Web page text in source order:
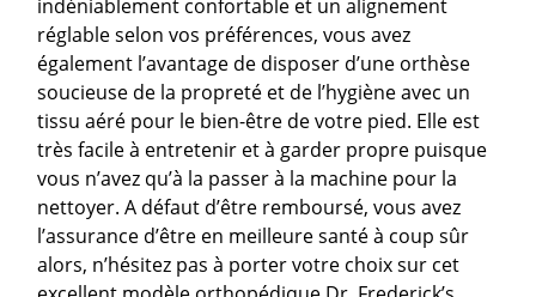
indéniablement confortable et un alignement
réglable selon vos préférences, vous avez
également l’avantage de disposer d’une orthèse
soucieuse de la propreté et de l’hygiène avec un
tissu aéré pour le bien-être de votre pied. Elle est
très facile à entretenir et à garder propre puisque
vous n’avez qu’à la passer à la machine pour la
nettoyer. A défaut d’être remboursé, vous avez
l’assurance d’être en meilleure santé à coup sûr
alors, n’hésitez pas à porter votre choix sur cet